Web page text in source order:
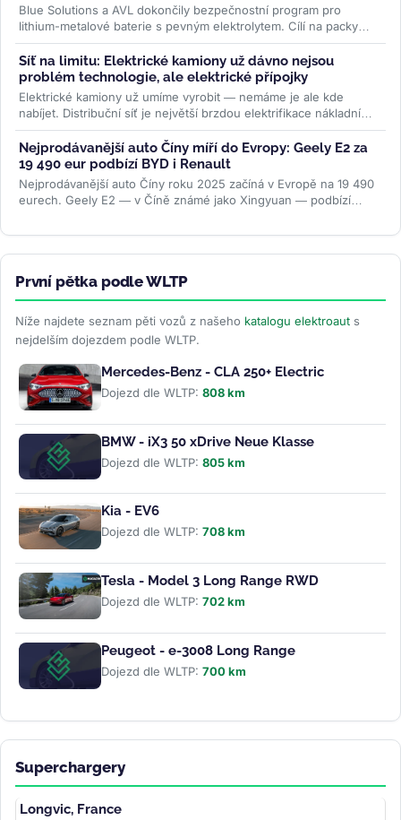
Blue Solutions a AVL dokončily bezpečnostní program pro
lithium-metalové baterie s pevným elektrolytem. Cílí na packy
bez šíření tepelné...>>
Síť na limitu: Elektrické kamiony už dávno nejsou
problém technologie, ale elektrické přípojky
Elektrické kamiony už umíme vyrobit — nemáme je ale kde
nabíjet. Distribuční síť je největší brzdou elektrifikace nákladní
dopravy....>>
Nejprodávanější auto Číny míří do Evropy: Geely E2 za
19 490 eur podbízí BYD i Renault
Nejprodávanější auto Číny roku 2025 začíná v Evropě na 19 490
eurech. Geely E2 — v Číně známé jako Xingyuan — podbízí
První pětka podle WLTP
Níže najdete seznam pěti vozů z našeho katalogu elektroaut s
nejdelším dojezdem podle WLTP.
Mercedes-Benz - CLA 250+ Electric
Dojezd dle WLTP: 808 km
BMW - iX3 50 xDrive Neue Klasse
Dojezd dle WLTP: 805 km
Kia - EV6
Dojezd dle WLTP: 708 km
Tesla - Model 3 Long Range RWD
Dojezd dle WLTP: 702 km
Peugeot - e-3008 Long Range
Dojezd dle WLTP: 700 km
Superchargery
Longvic, France